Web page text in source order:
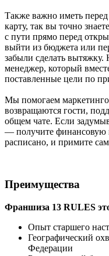
Также важно иметь
карту, так вы точно
с пути прямо перед
выйти из бюджета или
забыли сделать вытяжку.
менеджер, который
поставленные цели по
Мы помогаем
возвращаются гости,
общем чате. Если
— получите финансовую
расписано, и примите
Преимущества
Франшиза 13 RULES
Опыт старшего
Географический
Федерации